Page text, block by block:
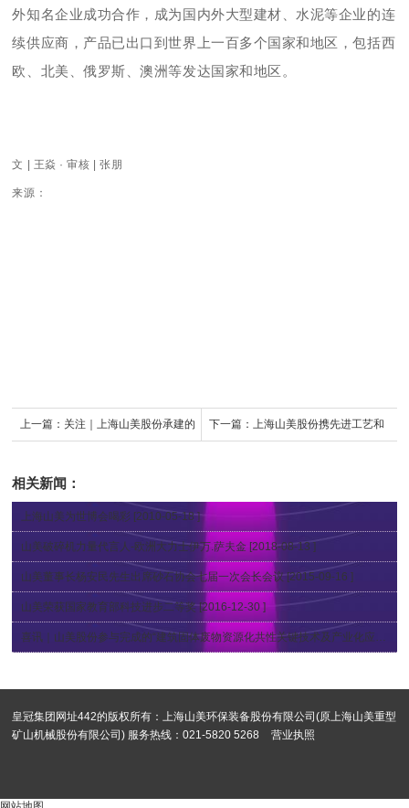
外知名企业成功合作，成为国内外大型建材、水泥等企业的连
续供应商，产品已出口到世界上一百多个国家和地区，包括西
欧、北美、俄罗斯、澳洲等发达国家和地区。
文 | 王焱 · 审核 |张朋
来源：
上一篇： 关注｜上海山美股份承建的
目正式投入运营
下一篇：上海山美股份携先进工艺和
相关新闻：
上海山美为世博会喝彩 [2010-05-18 ]
山美破碎机力量代言人-欧洲大力士伊万.萨夫金 [2018-08-13 ]
山美董事长杨安民先生出席砂石协会七届一次会长会议 [2015-09-16 ]
山美荣获国家教育部科技进步二等奖 [2016-12-30 ]
喜讯｜山美股份参与完成的“建筑固体废物资源化共性关键技术及产业化应用“项目获2018年度国家科学技术奖
皇冠集团网址442的版权所有：上海山美环保装备股份有限公司(原上海山美重型
矿山机械股份有限公司) 服务热线：021-5820 5268
营业执照